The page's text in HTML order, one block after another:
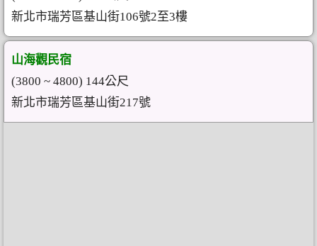
新北市瑞芳區基山街106號2至3樓
山海觀民宿
(3800 ~ 4800) 144公尺
新北市瑞芳區基山街217號